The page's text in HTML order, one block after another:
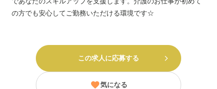
の方でも安心してご勤務いただける環境です☆
この求人に応募する
気になる